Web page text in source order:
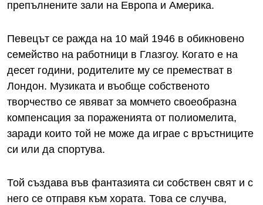
препълнените зали на Европа и Америка.
Певецът се ражда на 10 май 1946 в обикновено
семейство на работници в Глазгоу. Когато е на
десет години, родителите му се преместват в
Лондон. Музиката и въобще собственото
творчество се явяват за момчето своеобразна
компенсация за пораженията от полиомелита,
заради които той не може да играе с връстниците
си или да спортува.
Той създава във фантазията си собствен свят и с
него се отправя към хората. Това се случва,